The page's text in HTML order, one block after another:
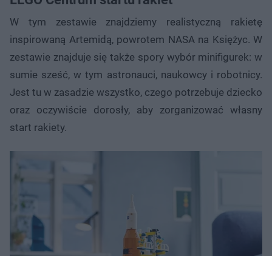
W tym zestawie znajdziemy realistyczną rakietę
inspirowaną Artemidą, powrotem NASA na Księżyc. W
zestawie znajduje się także spory wybór minifigurek: w
sumie sześć, w tym astronauci, naukowcy i robotnicy.
Jest tu w zasadzie wszystko, czego potrzebuje dziecko
oraz oczywiście dorosły, aby zorganizować własny
start rakiety.